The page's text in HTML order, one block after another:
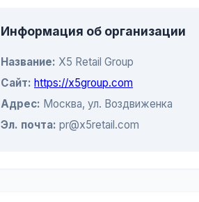
Информация об организации
Название: Х5 Retail Group
Сайт: https://x5group.com
Адрес: Москва, ул. Воздвиженка
Эл. почта: pr@x5retail.com